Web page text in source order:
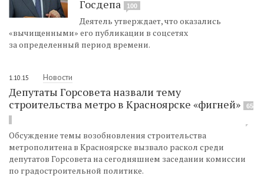
Госдепа
100
Деятель утверждает, что оказались
«вычищенными» его публикации в соцсетях
за определенный период времени.
1.10.15 Новости
Депутаты Горсовета назвали тему
строительства метро в Красноярске «фигней»
65
Обсуждение темы возобновления строительства
метрополитена в Красноярске вызвало раскол среди
депутатов Горсовета на сегодняшнем заседании комиссии
по градостроительной политике.